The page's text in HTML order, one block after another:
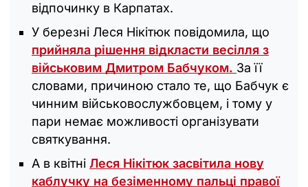
відпочинку в Карпатах.
У березні Леся Нікітюк повідомила, що
прийняла рішення відкласти весілля з
військовим Дмитром Бабчуком. За її
словами, причиною стало те, що Бабчук є
чинним військовослужбовцем, і тому у
пари немає можливості організувати
святкування.
А в квітні Леся Нікітюк засвітила нову
каблучку на безіменному пальці правої